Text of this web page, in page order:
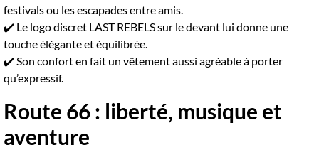
festivals ou les escapades entre amis.
✔️ Le logo discret LAST REBELS sur le devant lui donne une
touche élégante et équilibrée.
✔️ Son confort en fait un vêtement aussi agréable à porter
qu’expressif.
Route 66 : liberté, musique et
aventure